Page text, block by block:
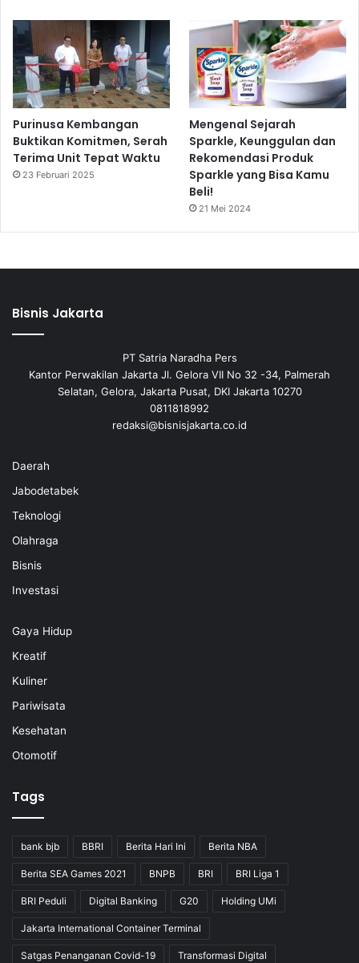
Purinusa Kembangan
Buktikan Komitmen, Serah
Terima Unit Tepat Waktu
23 Februari 2025
Mengenal Sejarah
Sparkle, Keunggulan dan
Rekomendasi Produk
Sparkle yang Bisa Kamu
Beli!
21 Mei 2024
Bisnis Jakarta
PT Satria Naradha Pers
Kantor Perwakilan Jakarta Jl. Gelora VII No 32 -34, Palmerah
Selatan, Gelora, Jakarta Pusat, DKI Jakarta 10270
0811818992
redaksi@bisnisjakarta.co.id
Daerah
Jabodetabek
Teknologi
Olahraga
Bisnis
Investasi
Gaya Hidup
Kreatif
Kuliner
Pariwisata
Kesehatan
Otomotif
Tags
bank bjb BBRI Berita Hari Ini Berita NBA
Berita SEA Games 2021 BNPB BRI BRI Liga 1
BRI Peduli Digital Banking G20 Holding UMi
Jakarta International Container Terminal
Satgas Penanganan Covid-19 Transformasi Digital